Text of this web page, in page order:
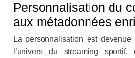
Personnalisation du
aux métadonnées
La personnalisation est
l’univers du streaming